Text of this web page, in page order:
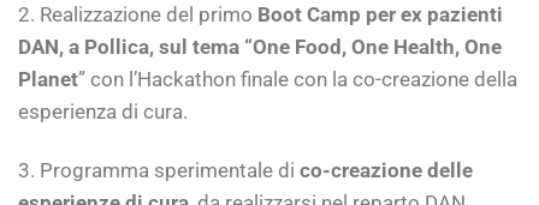
2. Realizzazione del primo Boot Camp per ex pazienti
DAN, a Pollica, sul tema “One Food, One Health, One
Planet” con l’Hackathon finale con la co-creazione della
esperienza di cura.
3. Programma sperimentale di co-creazione delle